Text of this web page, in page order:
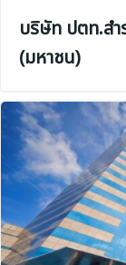
บริษัท ปตท.สำ
(มหาชน)